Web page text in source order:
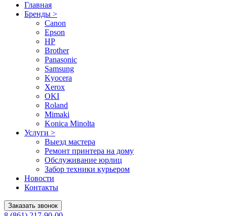
Главная
Бренды >
Canon
Epson
HP
Brother
Panasonic
Samsung
Kyocera
Xerox
OKI
Roland
Mimaki
Konica Minolta
Услуги >
Выезд мастера
Ремонт принтера на дому
Обслуживание юрлиц
Забор техники курьером
Новости
Контакты
Заказать звонок